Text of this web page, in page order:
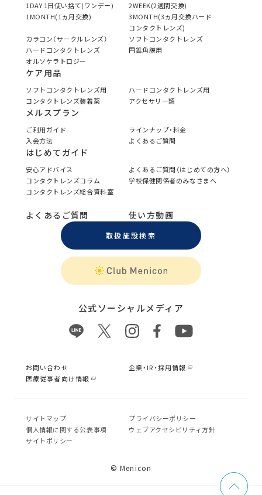
1DAY 1日使い捨て(ワンデー)
2WEEK(2週間交換)
1MONTH(1ヵ月交換)
3MONTH(3ヵ月交換ハード
コンタクトレンズ)
カラコン（サークルレンズ）
ソフトコンタクトレンズ
ハードコンタクトレンズ
円錐角膜用
オルソケラトロジー
ケア用品
ソフトコンタクトレンズ用
ハードコンタクトレンズ用
コンタクトレンズ装着薬
アクセサリー類
メルスプラン
ご利用ガイド
ラインナップ・料金
入会方法
よくあるご質問
はじめてガイド
安心アドバイス
よくあるご質問（はじめての方へ）
コンタクトレンズコラム
学校保健関係者のみなさまへ
コンタクトレンズ総合資料室
よくあるご質問 使い方動画
取扱施設検索
公式ソーシャルメディア
お問い合わせ
企業・IR・採用情報
医療従事者向け情報
サイトマップ
プライバシーポリシー
個⼈情報に関する公表事項
ウェブアクセシビリティ方針
サイトポリシー
© Menicon